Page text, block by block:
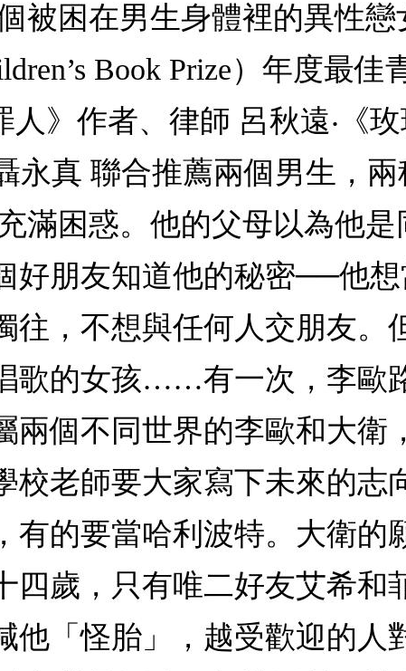
被困在男生身體裡的異性
Book Prize）年度最佳
人》作者、律師 呂秋遠‧《
永真 聯合推薦兩個男生，
滿困惑。他的父母以為他是
好朋友知道他的秘密──他
往，不想與任何人交朋友。
歌的女孩……有一次，李歐
個不同世界的李歐和大衛
老師要大家寫下未來的志
有的要當哈利波特。大衛的
歲，只有唯二好友艾希和
「怪胎」，越受歡迎的人